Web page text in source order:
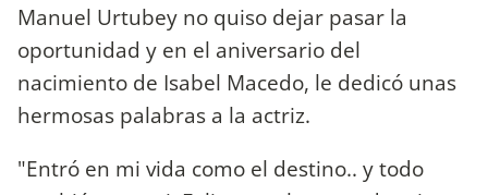
Manuel Urtubey no quiso dejar pasar la
oportunidad y en el aniversario del
nacimiento de Isabel Macedo, le dedicó unas
hermosas palabras a la actriz.
"Entró en mi vida como el destino.. y todo